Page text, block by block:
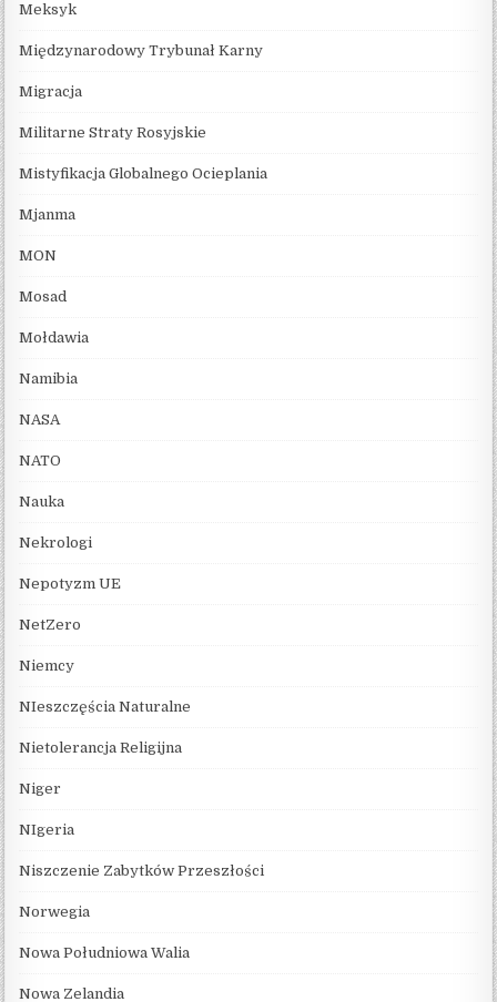
Meksyk
Międzynarodowy Trybunał Karny
Migracja
Militarne Straty Rosyjskie
Mistyfikacja Globalnego Ocieplania
Mjanma
MON
Mosad
Mołdawia
Namibia
NASA
NATO
Nauka
Nekrologi
Nepotyzm UE
NetZero
Niemcy
NIeszczęścia Naturalne
Nietolerancja Religijna
Niger
NIgeria
Niszczenie Zabytków Przeszłości
Norwegia
Nowa Południowa Walia
Nowa Zelandia